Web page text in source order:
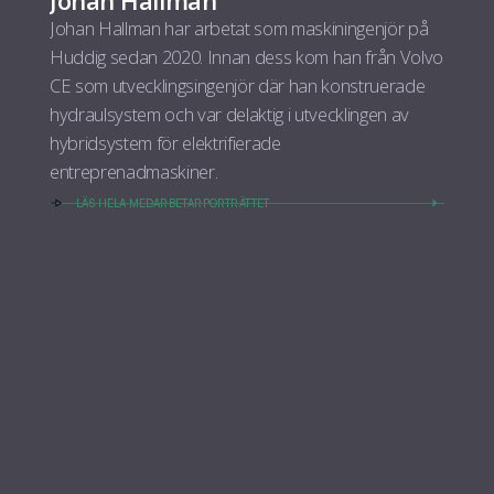
Johan Hallman har arbetat som maskiningenjör på
Huddig sedan 2020. Innan dess kom han från Volvo
CE som utvecklingsingenjör där han konstruerade
hydraulsystem och var delaktig i utvecklingen av
hybridsystem för elektrifierade
entreprenadmaskiner.
LÄS HELA MEDARBETARPORTRÄTTET